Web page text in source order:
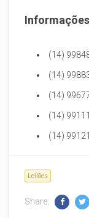
(14)
(14)
(14)
(14)
(14)
Leilões
Share: